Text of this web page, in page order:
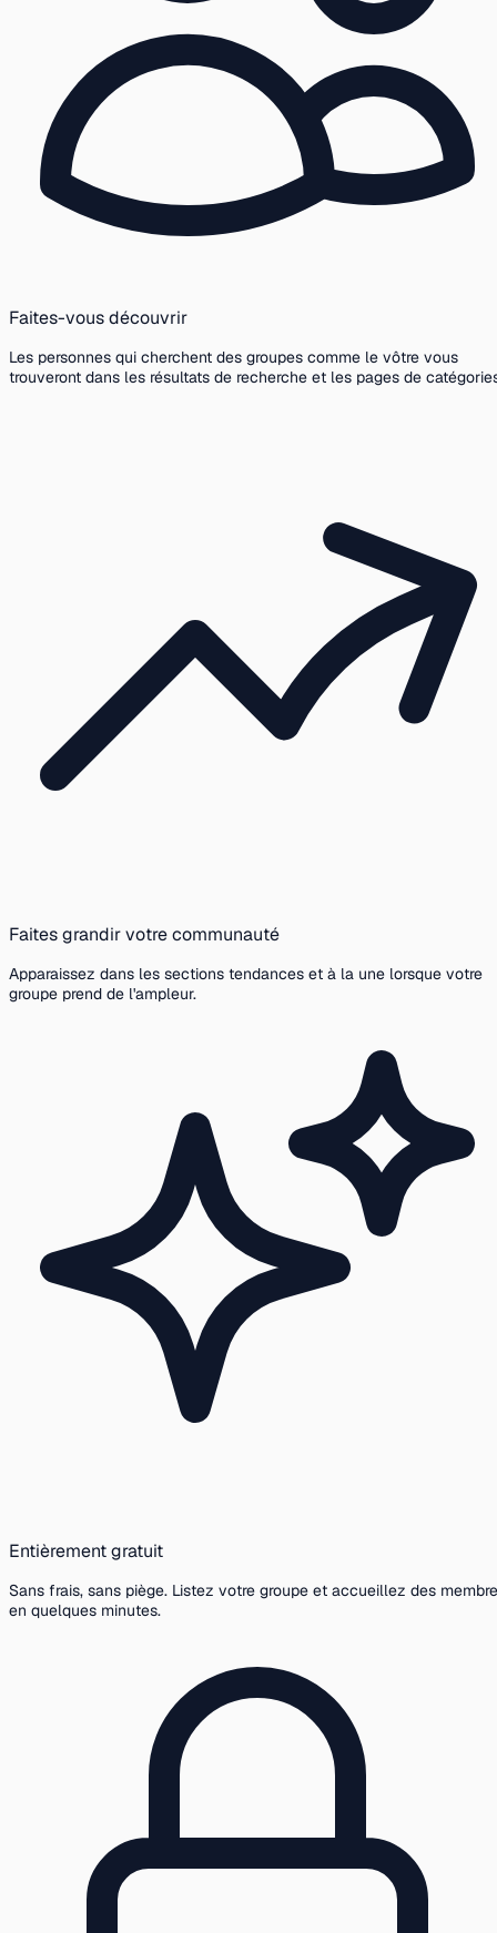
Faites-vous découvrir
Les personnes qui cherchent des groupes comme le vôtre vous
trouveront dans les résultats de recherche et les pages de
Faites grandir votre communauté
Apparaissez dans les sections tendances et à la une lorsque votre
groupe prend de l'ampleur.
Entièrement gratuit
Sans frais, sans piège. Listez votre groupe et accueillez des
en quelques minutes.